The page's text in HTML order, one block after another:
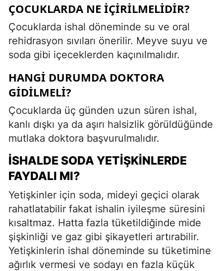
ÇOCUKLARDA NE İÇIRILMELIDIR?
Çocuklarda ishal döneminde su ve oral
rehidrasyon sıvıları önerilir. Meyve suyu ve
soda gibi içeceklerden kaçınılmalıdır.
HANGI DURUMDA DOKTORA
GIDILMELI?
Çocuklarda üç günden uzun süren ishal,
kanlı dışkı ya da aşırı halsizlik görüldüğünde
mutlaka doktora başvurulmalıdır.
İSHALDE SODA YETIŞKINLERDE
FAYDALI MI?
Yetişkinler için soda, mideyi geçici olarak
rahatlatabilir fakat ishalin iyileşme süresini
kısaltmaz. Hatta fazla tüketildiğinde mide
şişkinliği ve gaz gibi şikayetleri artırabilir.
Yetişkinlerin ishal döneminde su tüketimine
ağırlık vermesi ve sodayı en fazla küçük